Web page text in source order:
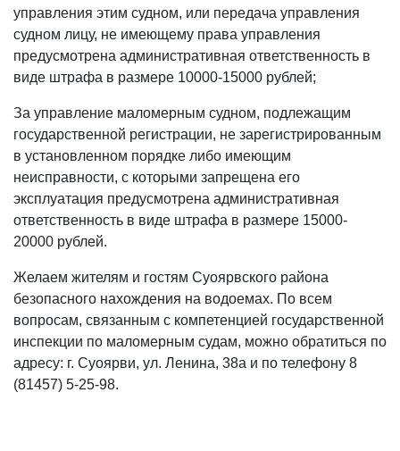
управления этим судном, или передача управления
судном лицу, не имеющему права управления
предусмотрена административная ответственность в
виде штрафа в размере 10000-15000 рублей;
За управление маломерным судном, подлежащим
государственной регистрации, не зарегистрированным
в установленном порядке либо имеющим
неисправности, с которыми запрещена его
эксплуатация предусмотрена административная
ответственность в виде штрафа в размере 15000-
20000 рублей.
Желаем жителям и гостям Суоярвского района
безопасного нахождения на водоемах. По всем
вопросам, связанным с компетенцией государственной
инспекции по маломерным судам, можно обратиться по
адресу: г. Суоярви, ул. Ленина, 38а и по телефону 8
(81457) 5-25-98.